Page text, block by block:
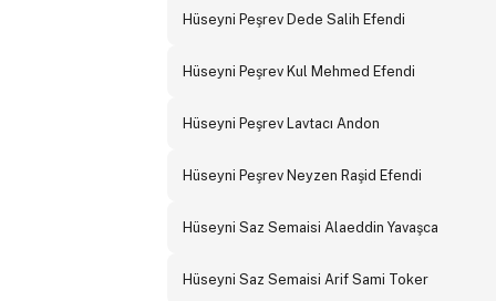
Hüseyni Peşrev Dede Salih Efendi
Hüseyni Peşrev Kul Mehmed Efendi
Hüseyni Peşrev Lavtacı Andon
Hüseyni Peşrev Neyzen Raşid Efendi
Hüseyni Saz Semaisi Alaeddin Yavaşca
Hüseyni Saz Semaisi Arif Sami Toker